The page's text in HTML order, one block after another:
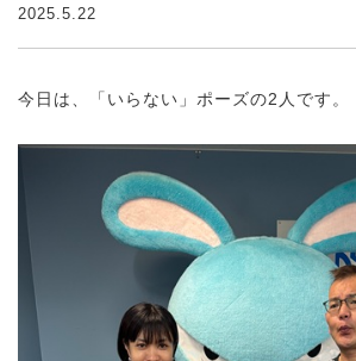
2025.5.22
今日は、「いらない」ポーズの2人です。